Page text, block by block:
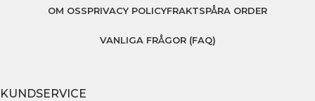
OM OSSPRIVACY POLICYFRAKTSPÅRA ORDER
VANLIGA FRÅGOR (FAQ)
KUNDSERVICE